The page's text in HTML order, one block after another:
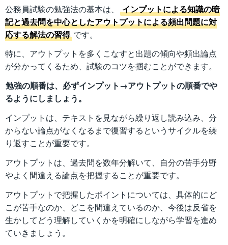
公務員試験の勉強法の基本は、
インプットによる知識の暗
記と過去問を中心としたアウトプットによる頻出問題に対
応する解法の習得 です。
特に、アウトプットを多くこなすと出題の傾向や頻出論点
が分かってくるため、試験のコツを掴むことができます。
勉強の順番は、必ずインプット→アウトプットの順番でや
るようにしましょう。
インプットは、テキストを見ながら繰り返し読み込み、分
からない論点がなくなるまで復習するというサイクルを繰
り返すことが重要です。
アウトプットは、過去問を数年分解いて、自分の苦手分野
やよく間違える論点を把握することが重要です。
アウトプットで把握したポイントについては、具体的にど
こが苦手なのか、どこを間違えているのか、今後は反省を
生かしてどう理解していくかを明確にしながら学習を進め
ていきましょう。